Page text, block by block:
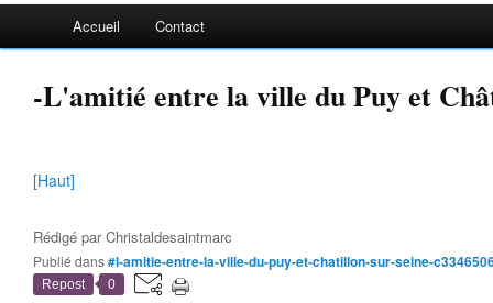
Accueil Contact
-L'amitié entre la ville du Puy et
[Haut]
Rédigé parChristaldesaintmarc
Publié dans#l-amitie-entre-la-ville-du-puy-et-chatillon-sur-seine-
Repost 0